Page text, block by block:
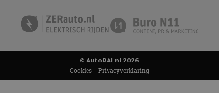
© AutoRAI.nl 2026
Cookies Privacyverklaring